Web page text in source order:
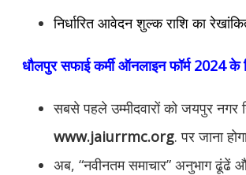
निर्धारित आवेदन शुल्क राशि का
धौलपुर सफाई कर्मी ऑनलाइन फॉर्म 2024
सबसे पहले उम्मीदवारों को जयपुर नगर
www.jaiurrmc.org. पर जाना
अब, “नवीनतम समाचार” अनुभाग ढूंढें